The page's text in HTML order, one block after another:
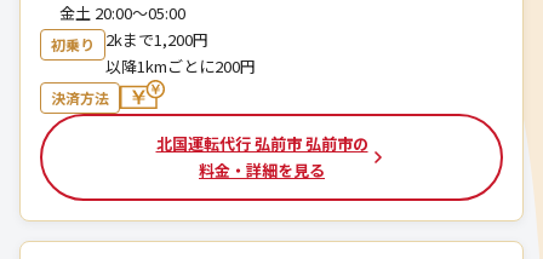
金土 20:00～05:00
初乗り
2kまで1,200円
以降1kmごとに200円
決済方法
北国運転代行 弘前市 弘前市の
料金・詳細を見る